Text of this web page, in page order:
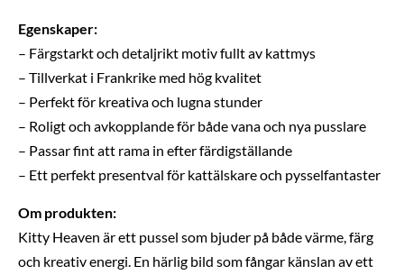
Egenskaper:
– Färgstarkt och detaljrikt motiv fullt av kattmys
– Tillverkat i Frankrike med hög kvalitet
– Perfekt för kreativa och lugna stunder
– Roligt och avkopplande för både vana och nya pusslare
– Passar fint att rama in efter färdigställande
– Ett perfekt presentval för kattälskare och pysselfantaster
Om produkten:
Kitty Heaven är ett pussel som bjuder på både värme, färg
och kreativ energi. En härlig bild som fångar känslan av ett